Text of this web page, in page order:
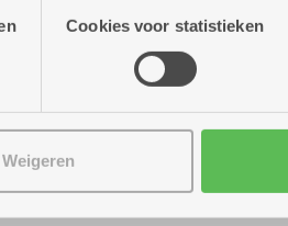
Cookies voor statistieken
Weigeren